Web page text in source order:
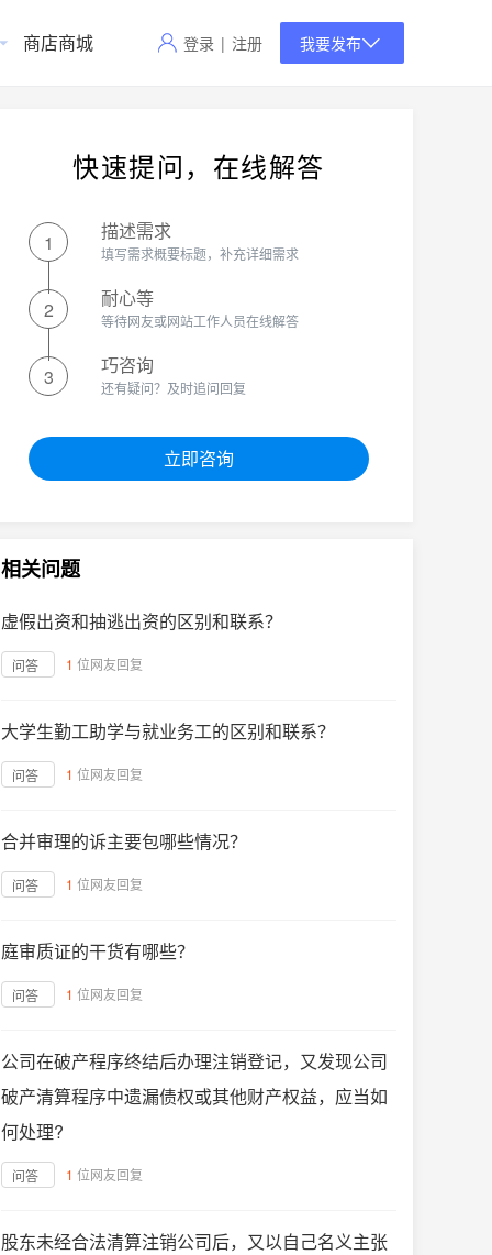
商店商城 登录 | 注册 我要发布
快速提问，在线解答
1 描述需求
填写需求概要标题，补充详细需求
2 耐心等
等待网友或网站工作人员在线解答
3 巧咨询
还有疑问？及时追问回复
立即咨询
相关问题
虚假出资和抽逃出资的区别和联系？
问答 1 位网友回复
大学生勤工助学与就业务工的区别和联系？
问答 1 位网友回复
合并审理的诉主要包哪些情况？
问答 1 位网友回复
庭审质证的干货有哪些？
问答 1 位网友回复
公司在破产程序终结后办理注销登记，又发现公司
破产清算程序中遗漏债权或其他财产权益，应当如
何处理?
问答 1 位网友回复
股东未经合法清算注销公司后，又以自己名义主张